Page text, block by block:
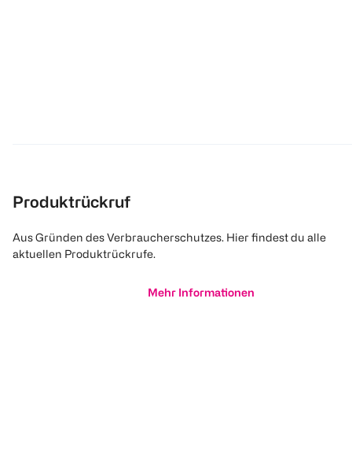
Produktrückruf
Aus Gründen des Verbraucherschutzes. Hier findest du alle
aktuellen Produktrückrufe.
Mehr Informationen